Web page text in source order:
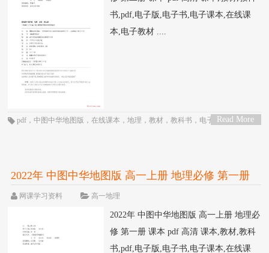
书,pdf,电子版,电子书,电子课本,在线课
本,电子教材 ....
Read More
pdf ，中图中华地图版 ，在线课本 ，地理 ，教材 ，教科书 ， 电子书，电子教
2022年 中图中华地图版 高一上册 地理必修 第一册
课本 pdf 高清
网课学习资料 高一地理
2022年 中图中华地图版 高一上册 地理必
修 第一册 课本 pdf 高清 课本,教材,教科
书,pdf,电子版,电子书,电子课本,在线课